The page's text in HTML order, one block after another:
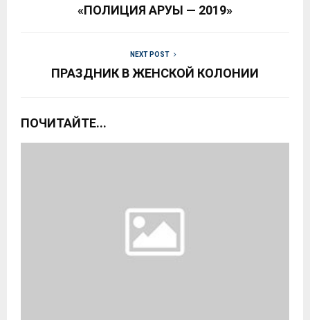
«ПОЛИЦИЯ АРУЫ — 2019»
NEXT POST
ПРАЗДНИК В ЖЕНСКОЙ КОЛОНИИ
ПОЧИТАЙТЕ...